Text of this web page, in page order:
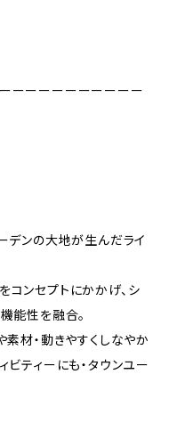
ーーーーーーーーーー
デンの大地が生んだライ
コンセプトにかかげ、シ
能性を融合。
材・動きやすくしなやか
ティーにも・タウンユー